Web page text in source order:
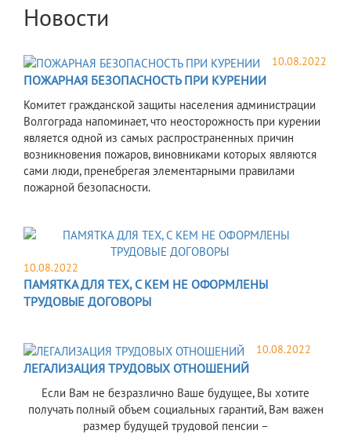
Новости
10.08.2022
ПОЖАРНАЯ БЕЗОПАСНОСТЬ ПРИ КУРЕНИИ
​Комитет гражданской защиты населения администрации
Волгограда напоминает, что неосторожность при курении
является одной из самых распространенных причин
возникновения пожаров, виновниками которых являются
сами люди, пренебрегая элементарными правилами
пожарной безопасности.
10.08.2022
ПАМЯТКА ДЛЯ ТЕХ, С КЕМ НЕ ОФОРМЛЕНЫ
ТРУДОВЫЕ ДОГОВОРЫ
10.08.2022
ЛЕГАЛИЗАЦИЯ ТРУДОВЫХ ОТНОШЕНИЙ
Если Вам не безразлично Ваше будущее, Вы хотите
получать полный объем социальных гарантий, Вам важен
размер будущей трудовой пенсии –